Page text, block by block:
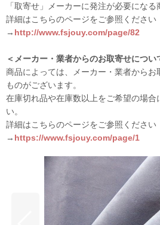
「取寄せ」メーカーに発注が必要になる
詳細はこちらのページをご参照ください
→ http://www.fsjouy.com/page/82
＜メーカー・業者からのお取寄せについ
商品によっては、メーカー・業者からお
ものがございます。
在庫切れ品や在庫数以上をご希望の場合
い。
詳細はこちらのページをご参照ください
→ https://www.fsjouy.com/page/1